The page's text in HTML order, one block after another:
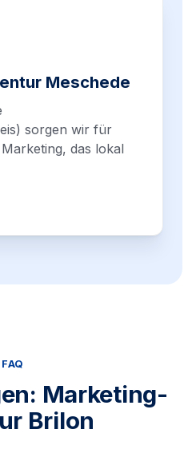
Meschede
sorgen wir für
das lokal
FAQ
Marketing-
Brilon